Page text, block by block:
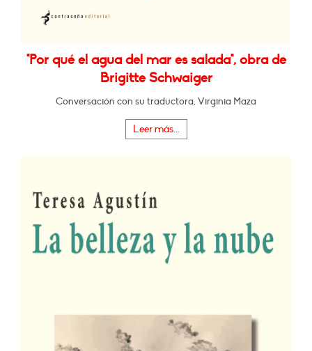
"Por qué el agua del mar es salada", obra de
Brigitte Schwaiger
Conversación con su traductora, Virginia Maza
Leer más...